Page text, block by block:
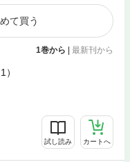
て買う
1巻から | 最新刊から
試し読み カートへ